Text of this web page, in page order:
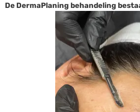
De DermaPlaning behandeling